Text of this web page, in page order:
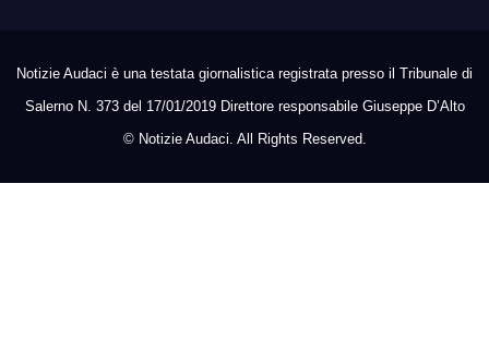
Notizie Audaci è una testata giornalistica registrata presso il Tribunale di
Salerno N. 373 del 17/01/2019 Direttore responsabile Giuseppe D’Alto
© Notizie Audaci. All Rights Reserved.